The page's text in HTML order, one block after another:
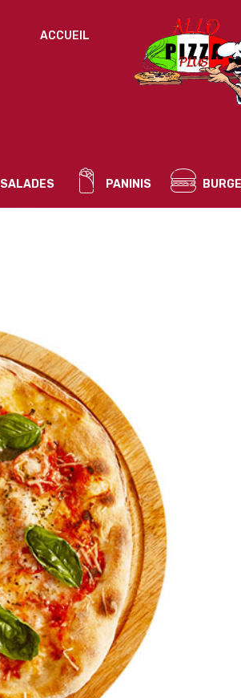
ACCUEIL
Mot de passe perdu ?
Un mot de passe sera envoyé
SALADES PANINIS